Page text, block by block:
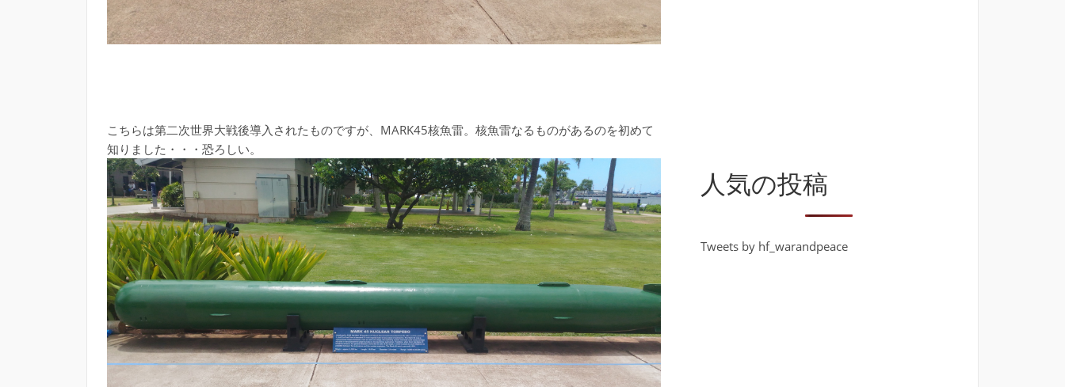
こちらは第二次世界大戦後導入されたものですが、MARK45核魚雷。核魚雷なるものがあるのを初めて
知りました・・・恐ろしい。
人気の投稿
Tweets by hf_warandpeace